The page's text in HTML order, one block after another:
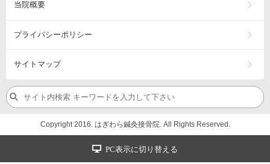
当院概要
プライバシーポリシー
サイトマップ
Copyright 2016. はぎわら鍼灸接骨院. All Rights Reserved.
PC表示に切り替える